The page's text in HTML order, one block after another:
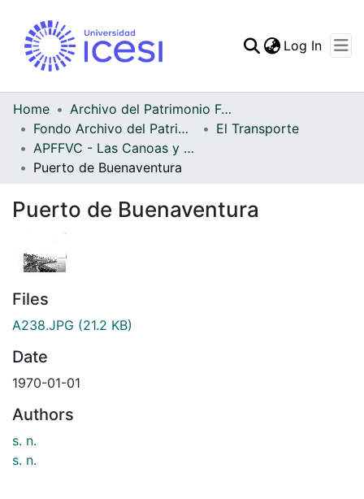
Statistics
Log In
Home
Archivo del Patrimonio Fotográfico y Fílmico del Valle del Cauca
Fondo Archivo del Patrimonio Fotográfico y Fílmico del Valle del Cauca
El Transporte
APFFVC - Las Canoas y Balsas - Patrimonial
Puerto de Buenaventura
Puerto de Buenaventura
Files
A238.JPG (21.2 KB)
Date
1970-01-01
Authors
s. n.
s. n.